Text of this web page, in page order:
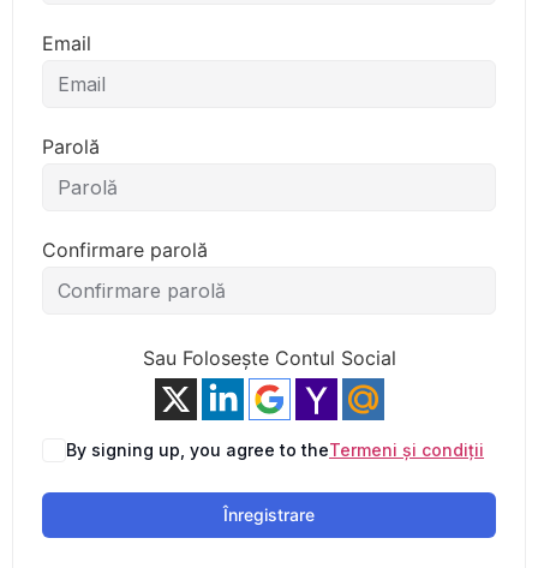
Email
Parolă
Confirmare parolă
Sau Folosește Contul Social
By signing up, you agree to theTermeni și condiții
Înregistrare